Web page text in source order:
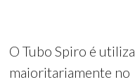
O Tubo Spiro é
maioritariamente no